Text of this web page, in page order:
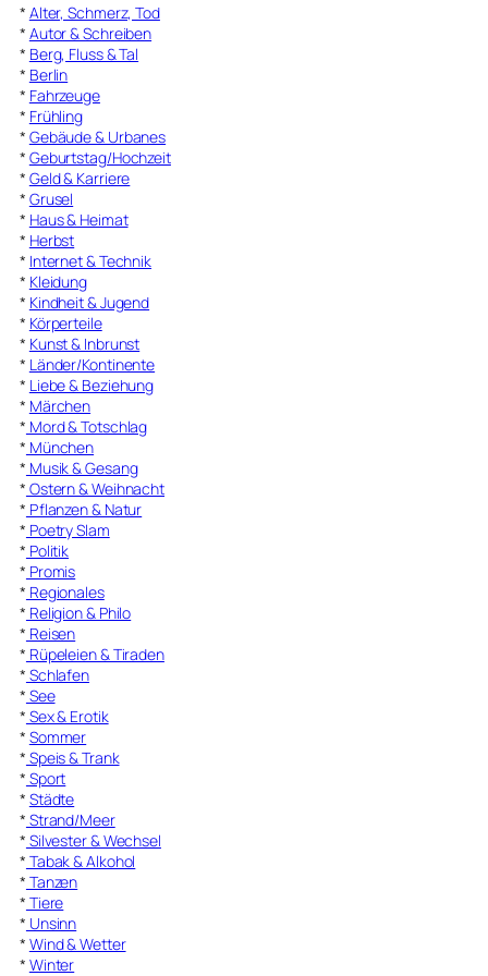
* Alter, Schmerz, Tod
* Autor & Schreiben
* Berg, Fluss & Tal
* Berlin
* Fahrzeuge
* Frühling
* Gebäude & Urbanes
* Geburtstag/Hochzeit
* Geld & Karriere
* Grusel
* Haus & Heimat
* Herbst
* Internet & Technik
* Kleidung
* Kindheit & Jugend
* Körperteile
* Kunst & Inbrunst
* Länder/Kontinente
* Liebe & Beziehung
* Märchen
* Mord & Totschlag
* München
* Musik & Gesang
* Ostern & Weihnacht
* Pflanzen & Natur
* Poetry Slam
* Politik
* Promis
* Regionales
* Religion & Philo
* Reisen
* Rüpeleien & Tiraden
* Schlafen
* See
* Sex & Erotik
* Sommer
* Speis & Trank
* Sport
* Städte
* Strand/Meer
* Silvester & Wechsel
* Tabak & Alkohol
* Tanzen
* Tiere
* Unsinn
* Wind & Wetter
* Winter